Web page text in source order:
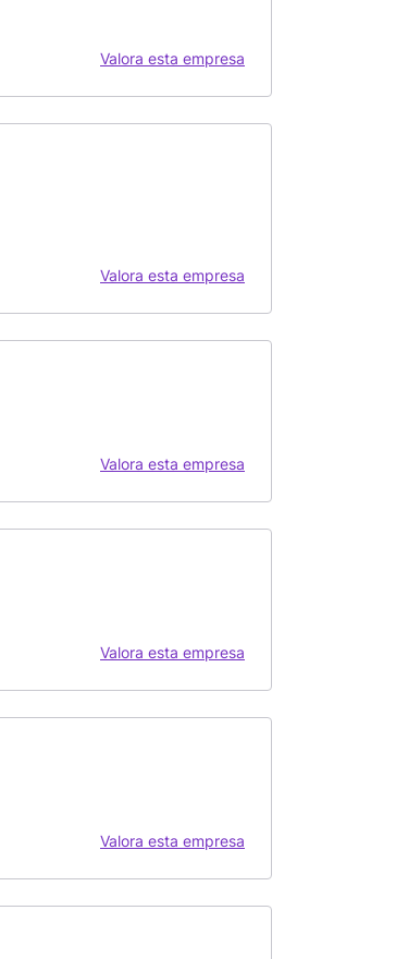
Valora esta empresa
Valora esta empresa
Valora esta empresa
Valora esta empresa
Valora esta empresa